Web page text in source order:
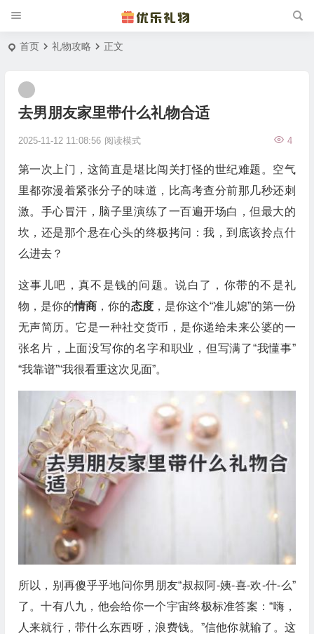
首页 礼物攻略 正文
去男朋友家里带什么礼物合适
2025-11-12 11:08:56 4
阅读模式
第一次上门，这简直是堪比闯关打怪的世纪难题。空气
里都弥漫着紧张分子的味道，比高考查分前那几秒还刺
激。手心冒汗，脑子里演练了一百遍开场白，但最大的
坎，还是那个悬在心头的终极拷问：我，到底该拎点什
么进去？
这事儿吧，真不是钱的问题。说白了，你带的不是礼
物，是你的情商 ，你的态度，是你这个“准儿媳”的第一份
无声简历。它是一种社交货币，是你递给未来公婆的一
张名片，上面没写你的名字和职业，但写满了“我懂事”
“我靠谱”“我很看重这次见面”。
所以，别再傻乎乎地问你男朋友“叔叔阿-姨-喜-欢-什-么”
了。十有八九，他会给你一个宇宙终极标准答案：“嗨，
人来就行，带什么东西呀，浪费钱。”信他你就输了。这